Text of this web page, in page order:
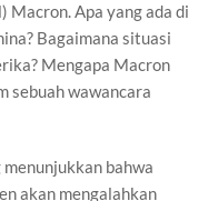
Macron. Apa yang ada di
Bagaimana situasi
Mengapa Macron
sebuah wawancara
bahwa
akan mengalahkan